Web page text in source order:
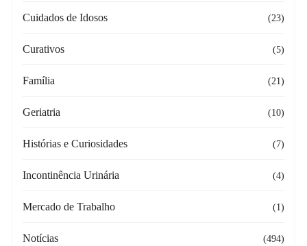
Cuidados de Idosos (23)
Curativos (5)
Família (21)
Geriatria (10)
Histórias e Curiosidades (7)
Incontinência Urinária (4)
Mercado de Trabalho (1)
Notícias (494)